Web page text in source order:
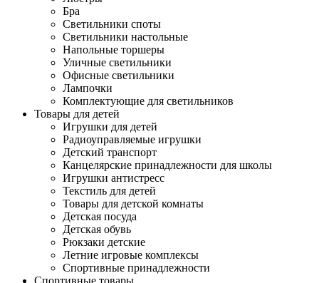
Бра
Светильники споты
Светильники настольные
Напольные торшеры
Уличные светильники
Офисные светильники
Лампочки
Комплектующие для светильников
Товары для детей
Игрушки для детей
Радиоуправляемые игрушки
Детский транспорт
Канцелярские принадлежности для школы
Игрушки антистресс
Текстиль для детей
Товары для детской комнаты
Детская посуда
Детская обувь
Рюкзаки детские
Летние игровые комплексы
Спортивные принадлежности
Спортивные товары